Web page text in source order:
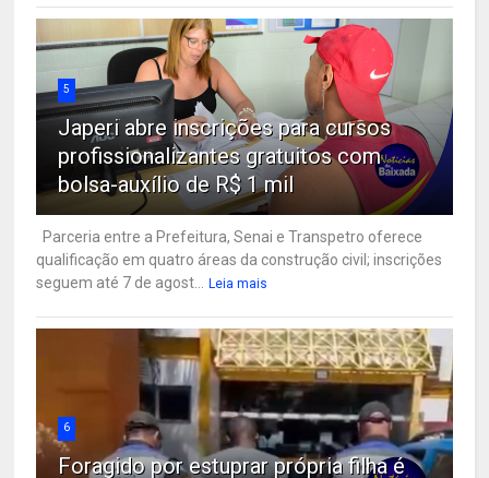
5
Japeri abre inscrições para cursos
profissionalizantes gratuitos com
bolsa-auxílio de R$ 1 mil
Parceria entre a Prefeitura, Senai e Transpetro oferece
qualificação em quatro áreas da construção civil; inscrições
seguem até 7 de agost... Leia mais
6
Foragido por estuprar própria filha é